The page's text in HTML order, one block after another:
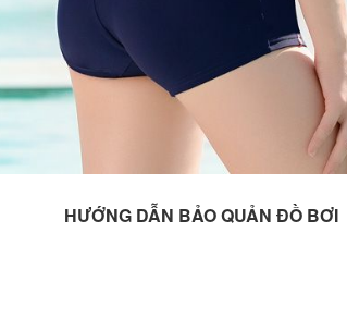
HƯỚNG DẪN BẢO QUẢN ĐỒ BƠI